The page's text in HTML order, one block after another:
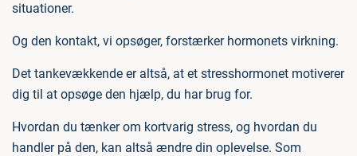
situationer.
Og den kontakt, vi opsøger, forstærker hormonets virkning.
Det tankevækkende er altså, at et stresshormonet motiverer
dig til at opsøge den hjælp, du har brug for.
Hvordan du tænker om kortvarig stress, og hvordan du
handler på den, kan altså ændre din oplevelse. Som